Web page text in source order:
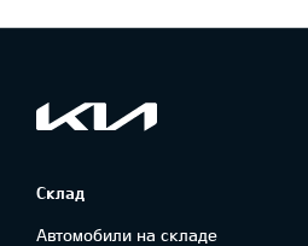
Склад
Автомобили на складе